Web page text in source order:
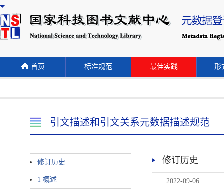
首页 标准规范 最佳实践 形
引文描述和引文关系元数据描述规范
修订历史
1 概述
修订历史
2022-09-06